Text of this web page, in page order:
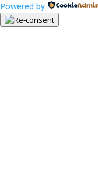
Powered by